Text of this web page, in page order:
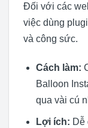
Đối với các
việc dùng
và công sức.
Cách làm:
Balloon
qua vài cú
Lợi ích: Dễ